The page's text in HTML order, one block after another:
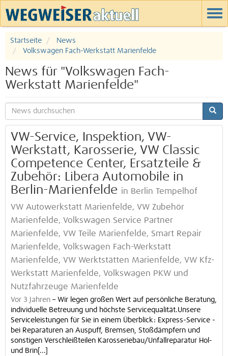
Startseite
News
Volkswagen Fach-Werkstatt Marienfelde
News für "Volkswagen Fach-
Werkstatt Marienfelde"
VW-Service, Inspektion, VW-
Werkstatt, Karosserie, VW Classic
Competence Center, Ersatzteile &
Zubehör: Libera Automobile in
Berlin-Marienfelde in Berlin Tempelhof
VW Autowerkstatt Marienfelde, VW Zubehör
Marienfelde, Volkswagen Service Partner
Marienfelde, VW Teile Marienfelde, Smart Repair
Marienfelde, Volkswagen Fach-Werkstatt
Marienfelde, VW Werktstätten Marienfelde, VW Kfz-
Werkstatt Marienfelde, Volkswagen PKW und
Nutzfahrzeuge Marienfelde
Vor 3 Jahren – Wir legen großen Wert auf persönliche Beratung,
individuelle Betreuung und höchste Servicequalität.Unsere
Serviceleistungen für Sie in einem Überblick: Express-Service -
bei Reparaturen an Auspuff, Bremsen, Stoßdämpfern und
sonstigen Verschleißteilen Karosseriebau/Unfallreparatur Hol-
und Brin[...]